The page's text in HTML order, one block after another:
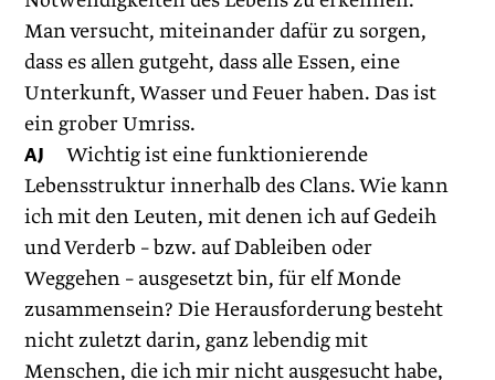
Man versucht, miteinander dafür zu sorgen,
dass es allen gutgeht, dass alle Essen, eine
Unterkunft, Wasser und Feuer haben. Das ist
ein grober Umriss.
AJ Wichtig ist eine funktionierende
Lebensstruktur innerhalb des Clans. Wie kann
ich mit den Leuten, mit denen ich auf Gedeih
und Verderb – bzw. auf Dableiben oder
Weggehen – ausgesetzt bin, für elf Monde
zusammensein? Die Herausforderung besteht
nicht zuletzt darin, ganz lebendig mit
Menschen, die ich mir nicht ausgesucht habe,